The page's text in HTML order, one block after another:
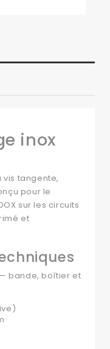
inox
vis tangente,
pour le
sur les circuits
et
— bande, boîtier et